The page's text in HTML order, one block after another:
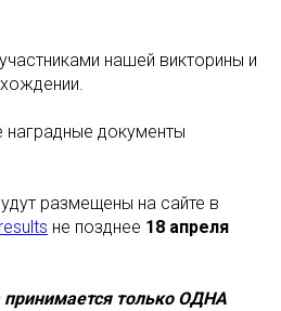
нашей викторины и
наградные документы
размещены на сайте в
не позднее 18 апреля
только ОДНА